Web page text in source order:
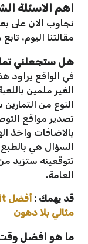
اهم الاسئلة
نجاوب الان على
مقالتنا اليوم،
هل ستجعلني
في الواقع يراود
الغير ملمين
النوع من
تصدير مواقع
بالاضافات واخذ
السؤال هي
تتوقعينه
العامة.
قد يهمك :
مثالي بلا دهون
ما هو افضل وقت